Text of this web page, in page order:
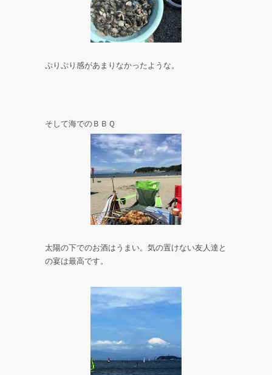
ぷりぷり感があまりなかったような。
そして海でのＢＢＱ
太陽の下でのお酒はうまい。気の置けない友人達と
の宴は最高です。